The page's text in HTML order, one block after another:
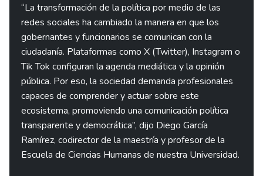
“La transformación de la política por medio de las
redes sociales ha cambiado la manera en que los
gobernantes y funcionarios se comunican con la
ciudadanía. Plataformas como X (Twitter), Instagram o
Tik Tok configuran la agenda mediática y la opinión
pública. Por eso, la sociedad demanda profesionales
capaces de comprender y actuar sobre este
ecosistema, promoviendo una comunicación política
transparente y democrática”, dijo Diego García
Ramírez, codirector de la maestría y profesor de la
Escuela de Ciencias Humanas de nuestra Universidad.